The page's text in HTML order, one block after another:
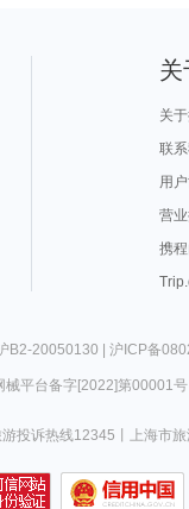
关
关
联
用
营
携
B2-20050130 | 沪ICP备
械平台备字[2022]第00001号|
投诉热线12345 上海市